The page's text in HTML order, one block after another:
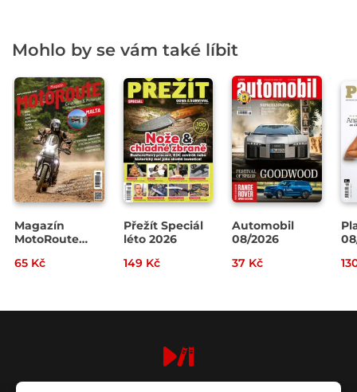
Mohlo by se vám také líbit
Magazín
MotoRoute
65 Kč
Přežít Speciál
léto 2026
149 Kč
Automobil
08/2026
37 Kč